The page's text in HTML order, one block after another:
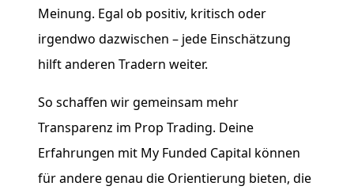
Meinung. Egal ob positiv, kritisch oder
irgendwo dazwischen – jede Einschätzung
hilft anderen Tradern weiter.
So schaffen wir gemeinsam mehr
Transparenz im Prop Trading. Deine
Erfahrungen mit My Funded Capital können
für andere genau die Orientierung bieten, die